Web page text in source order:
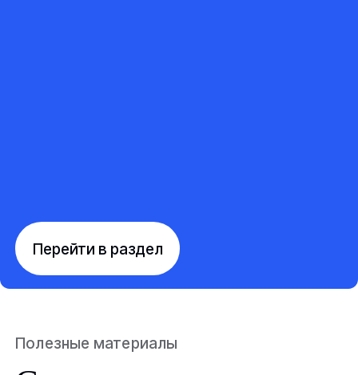
Перейти в раздел
Полезные материалы